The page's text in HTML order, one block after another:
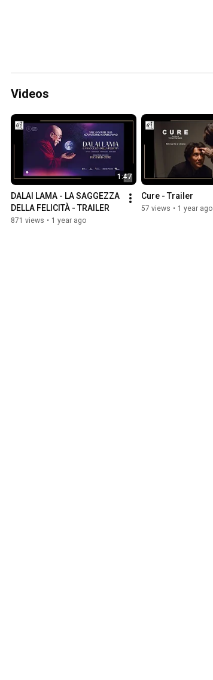
Videos
1:47
DALAI LAMA - LA SAGGEZZA
DELLA FELICITÀ - TRAILER
871 views • 1 year ago
Cure - Trailer
57 views • 1 year ago